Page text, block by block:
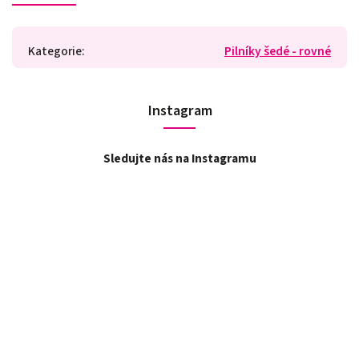
Kategorie: Pilníky šedé - rovné
Instagram
Sledujte nás na Instagramu